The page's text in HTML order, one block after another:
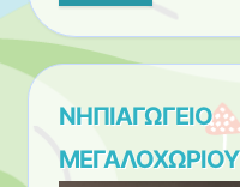
translate
page
ΝΗΠΙΑΓΩΓΕΙΟ
ΜΕΓΑΛΟΧΩΡΙΟΥ